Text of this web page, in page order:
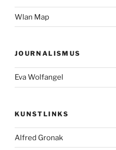
Wlan Map
JOURNALISMUS
Eva Wolfangel
KUNSTLINKS
Alfred Gronak